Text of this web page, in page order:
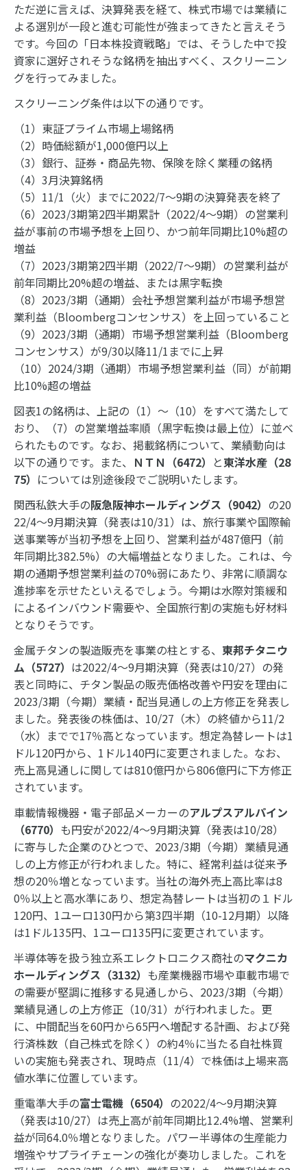
ただ逆に言えば、決算発表を経て、株式市場では業績に
よる選別が一段と進む可能性が強まってきたと言えそう
です。今回の「日本株投資戦略」では、そうした中で投
資家に選好されそうな銘柄を抽出すべく、スクリーニン
グを行ってみました。
スクリーニング条件は以下の通りです。
（1）東証プライム市場上場銘柄
（2）時価総額が1,000億円以上
（3）銀行、証券・商品先物、保険を除く業種の銘柄
（4）3月決算銘柄
（5）11/1（火）までに2022/7～9期の決算発表を終了
（6）2023/3期第2四半期累計（2022/4～9期）の営業利
益が事前の市場予想を上回り、かつ前年同期比10%超の
増益
（7）2023/3期第2四半期（2022/7～9期）の営業利益が
前年同期比20%超の増益、または黒字転換
（8）2023/3期（通期）会社予想営業利益が市場予想営
業利益（Bloombergコンセンサス）を上回っていること
（9）2023/3期（通期）市場予想営業利益（Bloomberg
コンセンサス）が9/30以降11/1までに上昇
（10）2024/3期（通期）市場予想営業利益（同）が前期
比10%超の増益
図表1の銘柄は、上記の（1）～（10）をすべて満たして
おり、（7）の営業増益率順（黒字転換は最上位）に並べ
られたものです。なお、掲載銘柄について、業績動向は
以下の通りです。また、 ＮＴＮ（6472） と東洋水産（28
75） については別途後段でご説明いたします。
関西私鉄大手の阪急阪神ホールディングス（9042） の20
22/4～9月期決算（発表は10/31）は、旅行事業や国際輸
送事業等が当初予想を上回り、営業利益が487億円（前
年同期比382.5%）の大幅増益となりました。これは、今
期の通期予想営業利益の70%弱にあたり、非常に順調な
進捗率を示せたといえるでしょう。今期は水際対策緩和
によるインバウンド需要や、全国旅行割の実施も好材料
となりそうです。
金属チタンの製造販売を事業の柱とする、 東邦チタニウ
ム（5727） は2022/4～9月期決算（発表は10/27）の発
表と同時に、チタン製品の販売価格改善や円安を理由に
2023/3期（今期）業績・配当見通しの上方修正を発表し
ました。発表後の株価は、10/27（木）の終値から11/2
（水）までで17％高となっています。想定為替レートは1
ドル120円から、1ドル140円に変更されました。なお、
売上高見通しに関しては810億円から806億円に下方修正
されています。
車載情報機器・電子部品メーカーのアルプスアルパイン
（6770） も円安が2022/4～9月期決算（発表は10/28）
に寄与した企業のひとつで、2023/3期（今期）業績見通
しの上方修正が行われました。特に、経常利益は従来予
想の20％増となっています。当社の海外売上高比率は8
0％以上と高水準にあり、想定為替レートは当初の１ドル
120円、1ユーロ130円から第3四半期（10-12月期）以降
は1ドル135円、1ユーロ135円に変更されています。
半導体等を扱う独立系エレクトロニクス商社のマクニカ
ホールディングス（3132） も産業機器市場や車載市場で
の需要が堅調に推移する見通しから、2023/3期（今期）
業績見通しの上方修正（10/31）が行われました。更
に、中間配当を60円から65円へ増配する計画、および発
行済株数（自己株式を除く）の約4％に当たる自社株買
いの実施も発表され、現時点（11/4）で株価は上場来高
値水準に位置しています。
重電準大手の富士電機（6504） の2022/4～9月期決算
（発表は10/27）は売上高が前年同期比12.4%増、営業利
益が同64.0％増となりました。パワー半導体の生産能力
増強やサプライチェーンの強化が奏功しました。これを